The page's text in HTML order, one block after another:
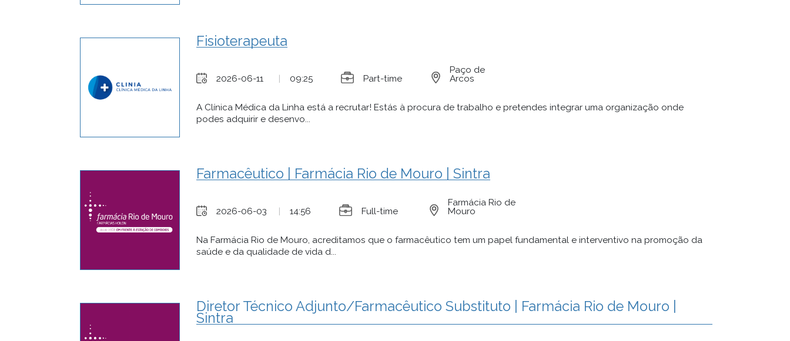
Fisioterapeuta
2026-06-11 | 09:25 Part-time
Paço de
Arcos
A Clínica Médica da Linha está a recrutar! Estás à procura de trabalho e pretendes integrar uma organização onde
podes adquirir e desenvo...
Farmacêutico | Farmácia Rio de Mouro | Sintra
2026-06-03 | 14:56 Full-time
Farmácia Rio de
Mouro
Na Farmácia Rio de Mouro, acreditamos que o farmacêutico tem um papel fundamental e interventivo na promoção da
saúde e da qualidade de vida d...
Diretor Técnico Adjunto/Farmacêutico Substituto | Farmácia Rio de Mouro |
Sintra